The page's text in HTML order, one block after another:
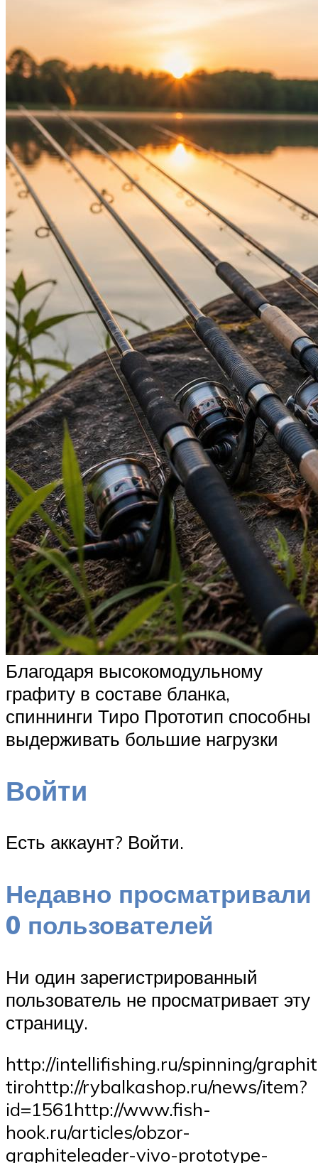
Благодаря высокомодульному
графиту в составе бланка,
спиннинги Тиро Прототип способны
выдерживать большие нагрузки
Войти
Есть аккаунт? Войти.
Недавно просматривали
0 пользователей
Ни один зарегистрированный
пользователь не просматривает эту
страницу.
http://intellifishing.ru/spinning/
tirohttp://rybalkashop.ru/news/item?
id=1561http://www.fish-
hook.ru/articles/obzor-
graphiteleader-vivo-prototype-